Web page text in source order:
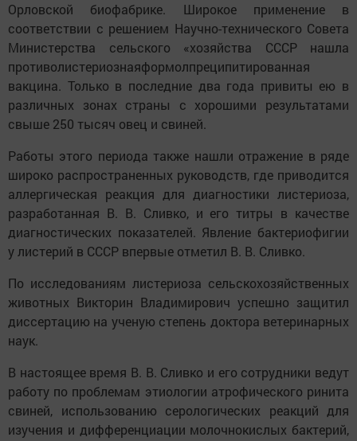
Орловской биофабрике. Широкое применение в
соответствии с решением Научно-технического Совета
Министерства сельского «хозяйства СССР нашла
противолистериознаяформолпреципитированная
вакцина. Только в последние два года привиты ею в
различных зонах страны с хорошими результатами
свыше 250 тысяч овец и свиней.
Работы этого периода также нашли отражение в ряде
широко распространенных руководств, где приводится
аллергическая реакция для диагностики листериоза,
разработанная В. В. Сливко, и его титры в качестве
диагностических показателей. Явление бактериофигии
у листерий в СССР впервые отметил В. В. Сливко.
По исследованиям листериоза сельскохозяйственных
животных Викторин Владимирович успешно защитил
диссертацию на ученую степень доктора ветеринарных
наук.
В настоящее время В. В. Сливко и его сотрудники ведут
работу по проблемам этиологии атрофического ринита
свиней, использованию серологических реакций для
изучения и дифференциации молочнокислых бактерий,